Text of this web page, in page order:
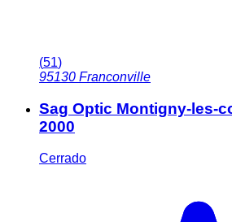
(51)
95130 Franconville
Sag Optic Montigny-les-
2000
Cerrado